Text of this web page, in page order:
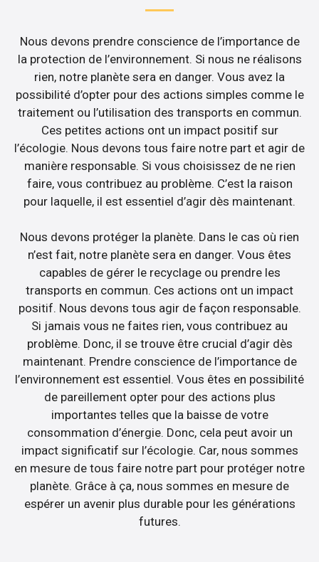
Nous devons prendre conscience de l’importance de
la protection de l’environnement. Si nous ne réalisons
rien, notre planète sera en danger. Vous avez la
possibilité d’opter pour des actions simples comme le
traitement ou l’utilisation des transports en commun.
Ces petites actions ont un impact positif sur
l’écologie. Nous devons tous faire notre part et agir de
manière responsable. Si vous choisissez de ne rien
faire, vous contribuez au problème. C’est la raison
pour laquelle, il est essentiel d’agir dès maintenant.
Nous devons protéger la planète. Dans le cas où rien
n’est fait, notre planète sera en danger. Vous êtes
capables de gérer le recyclage ou prendre les
transports en commun. Ces actions ont un impact
positif. Nous devons tous agir de façon responsable.
Si jamais vous ne faites rien, vous contribuez au
problème. Donc, il se trouve être crucial d’agir dès
maintenant. Prendre conscience de l’importance de
l’environnement est essentiel. Vous êtes en possibilité
de pareillement opter pour des actions plus
importantes telles que la baisse de votre
consommation d’énergie. Donc, cela peut avoir un
impact significatif sur l’écologie. Car, nous sommes
en mesure de tous faire notre part pour protéger notre
planète. Grâce à ça, nous sommes en mesure de
espérer un avenir plus durable pour les générations
futures.